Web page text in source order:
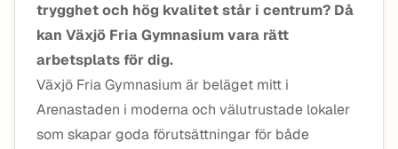
trygghet och hög kvalitet står i centrum? Då
kan Växjö Fria Gymnasium vara rätt
arbetsplats för dig.
Växjö Fria Gymnasium är beläget mitt i
Arenastaden i moderna och välutrustade lokaler
som skapar goda förutsättningar för både